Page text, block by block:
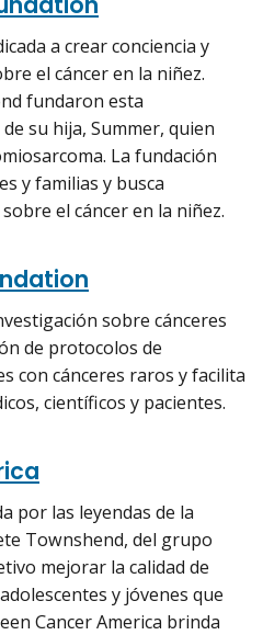
a crear conciencia y
el cáncer en la niñez.
fundaron esta
su hija, Summer, quien
La fundación
y familias y busca
el cáncer en la niñez.
sobre cánceres
de protocolos de
con cánceres raros y facilita
científicos y pacientes.
por las leyendas de la
Townshend, del grupo
mejorar la calidad de
y jóvenes que
Cancer America brinda